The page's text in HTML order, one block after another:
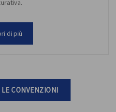
di più
CONVENZIONI